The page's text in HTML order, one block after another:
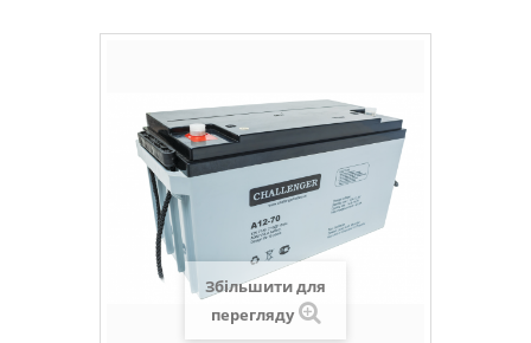
Збільшити для
перегляду